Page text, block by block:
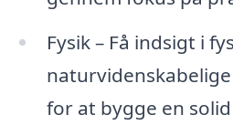
Fysik – Få indsigt i
for at bygge en